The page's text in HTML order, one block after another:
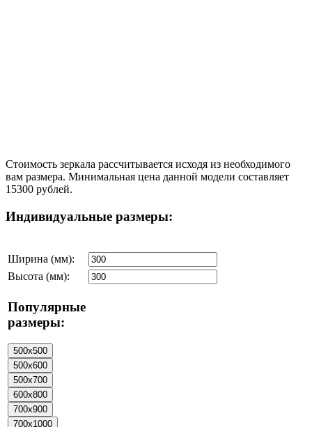
Стоимость зеркала рассчитывается исходя из необходимого
вам размера. Минимальная цена данной модели составляет
15300 рублей.
Индивидуальные размеры:
Ширина (мм):
Высота (мм):
Популярные
размеры: